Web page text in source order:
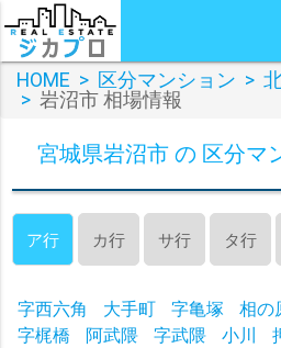
HOME > 区分マンション >
> 岩沼市 相場情報
宮城県岩沼市 の 区分マ
ア行 カ行 サ行 タ行
字西六角 大手町 字亀塚 相の
字梶橋
阿武隈 字武隈 小川